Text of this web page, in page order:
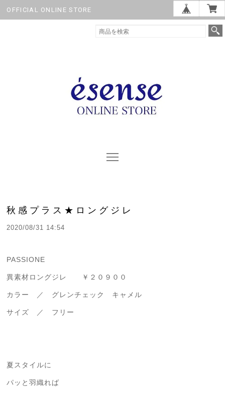
OFFICIAL ONLINE STORE
秋感プラス★ロングジレ
2020/08/31 14:54
PASSIONE
異素材ロングジレ ￥２０９００
カラー ／ グレンチェック キャメル
サイズ ／ フリー
夏スタイルに
パッと羽織れば